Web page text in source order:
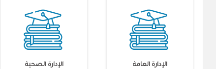
الإدارة العامة الإدارة الصحية